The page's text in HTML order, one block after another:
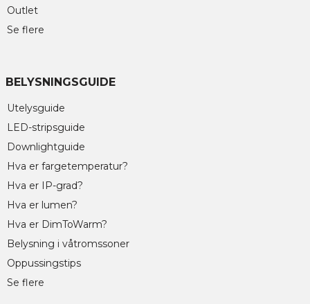
Outlet
Se flere
BELYSNINGSGUIDE
Utelysguide
LED-stripsguide
Downlightguide
Hva er fargetemperatur?
Hva er IP-grad?
Hva er lumen?
Hva er DimToWarm?
Belysning i våtromssoner
Oppussingstips
Se flere